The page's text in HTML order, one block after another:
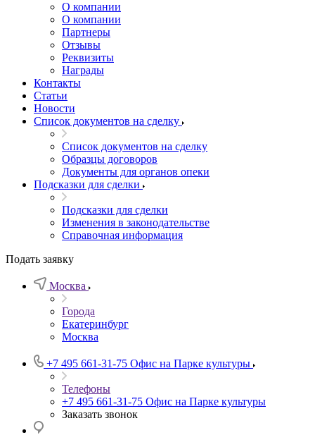
О компании
О компании
Партнеры
Отзывы
Реквизиты
Награды
Контакты
Статьи
Новости
Список документов на сделку
Список документов на сделку
Образцы договоров
Документы для органов опеки
Подсказки для сделки
Подсказки для сделки
Изменения в законодательстве
Справочная информация
Подать заявку
Москва
Города
Екатеринбург
Москва
+7 495 661-31-75 Офис на Парке культуры
Телефоны
+7 495 661-31-75 Офис на Парке культуры
Заказать звонок